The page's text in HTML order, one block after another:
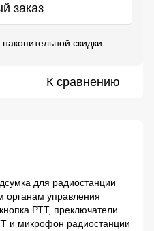
заказ
скидки
К сравнению
для радиостанции
органам управления
РТТ, преключатели
и микрофон радиостанции